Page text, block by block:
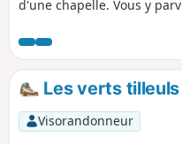
d'une chapelle. Vous y
voie ferrée de Saint-Pol à
devant le château de
Les verts
Visorandonneur